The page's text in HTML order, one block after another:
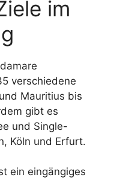
im
verschiedene
Mauritius bis
gibt es
und Single-
Köln und Erfurt.
ein eingängiges